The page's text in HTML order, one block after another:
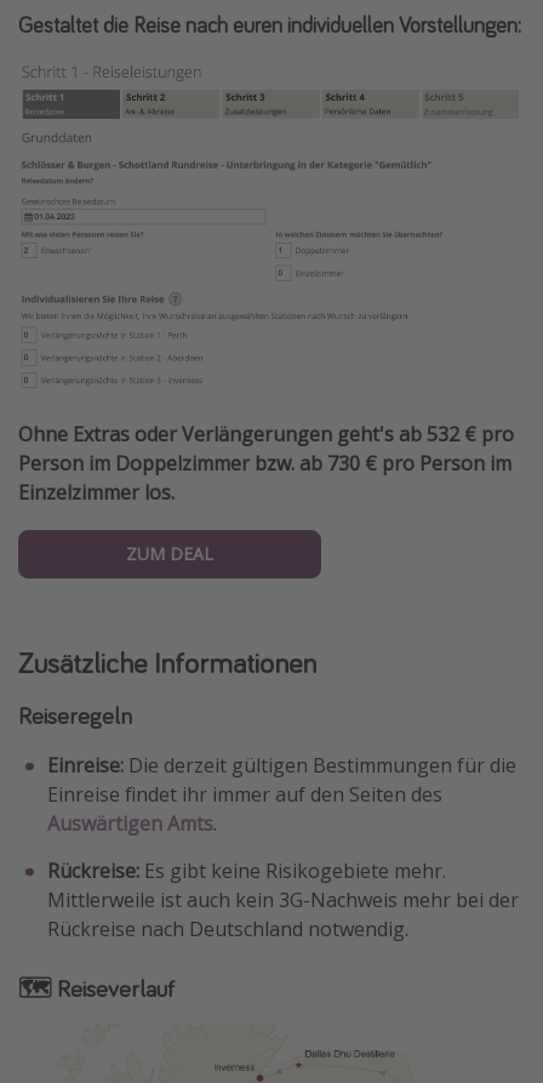
Gestaltet die Reise nach euren individuellen Vorstellungen:
Ohne Extras oder Verlängerungen geht's ab 532 € pro
Person im Doppelzimmer bzw. ab 730 € pro Person im
Einzelzimmer los.
ZUM DEAL
Zusätzliche Informationen
Reiseregeln
Einreise: Die derzeit gültigen Bestimmungen für die
Einreise findet ihr immer auf den Seiten des
Auswärtigen Amts.
Rückreise: Es gibt keine Risikogebiete mehr.
Mittlerweile ist auch kein 3G-Nachweis mehr bei der
Rückreise nach Deutschland notwendig.
🗺 Reiseverlauf